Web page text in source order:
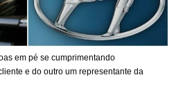
em pé se cumprimentando
e do outro um representante da